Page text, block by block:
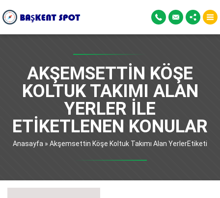
AKŞEMSETTIN KÖŞE
KOLTUK TAKIMI ALAN
YERLER ILE
ETIKETLENEN KONULAR
Anasayfa » Akşemsettin Köşe Koltuk Takımı Alan YerlerEtiketi